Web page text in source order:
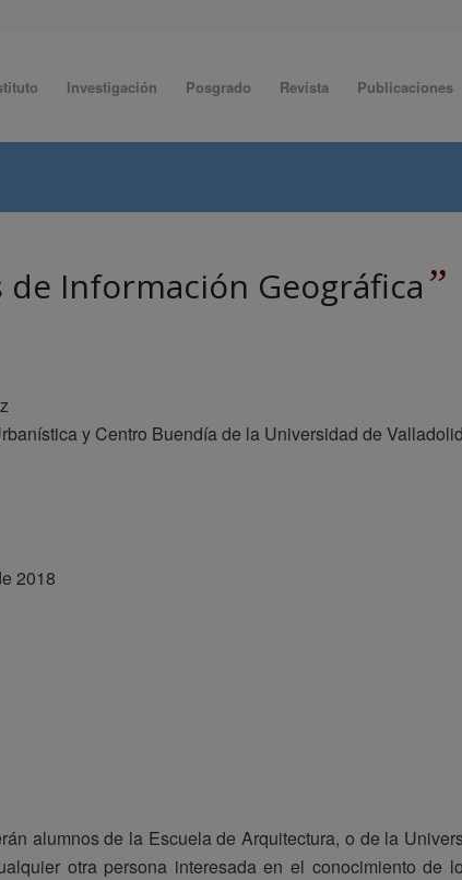
Investigación Posgrado Revista Publicaciones
de Información Geográfica”
y Centro Buendía de la Universidad de Valladolid
2018
alumnos de la Escuela de Arquitectura, o de la
otra persona interesada en el conocimiento de